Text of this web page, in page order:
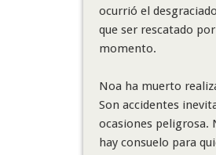
ocurrió el
que ser rescatado
momento.
Noa ha muerto
Son accidentes
ocasiones peligrosa.
hay consuelo para